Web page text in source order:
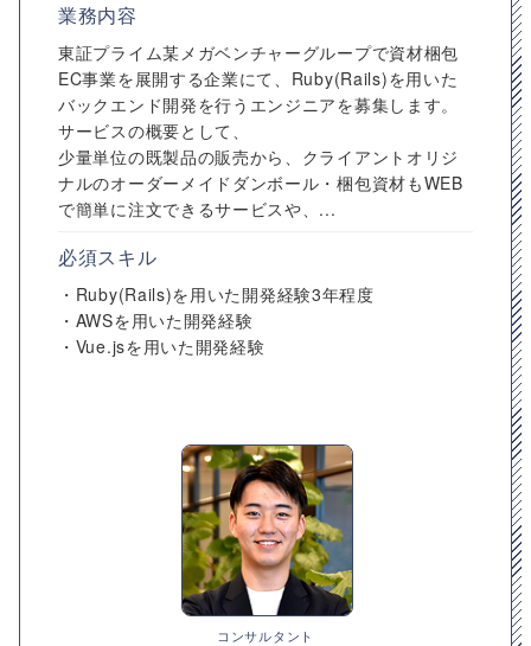
業務内容
東証プライム某メガベンチャーグループで資材梱包
EC事業を展開する企業にて、Ruby(Rails)を用いた
バックエンド開発を行うエンジニアを募集します。
サービスの概要として、
少量単位の既製品の販売から、クライアントオリジ
ナルのオーダーメイドダンボール・梱包資材もWEB
で簡単に注文できるサービスや、...
必須スキル
・Ruby(Rails)を用いた開発経験3年程度
・AWSを用いた開発経験
・Vue.jsを用いた開発経験
コンサルタント